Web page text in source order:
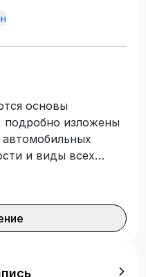
основы
подробно изложены
и виды всех
их
и
текст.
среднего